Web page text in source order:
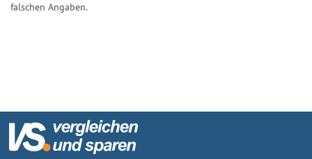
falschen Angaben.